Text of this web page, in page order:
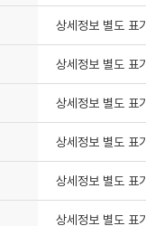
상세정보 별도 표기
상세정보 별도 표기
상세정보 별도 표기
상세정보 별도 표기
상세정보 별도 표기
상세정보 별도 표기